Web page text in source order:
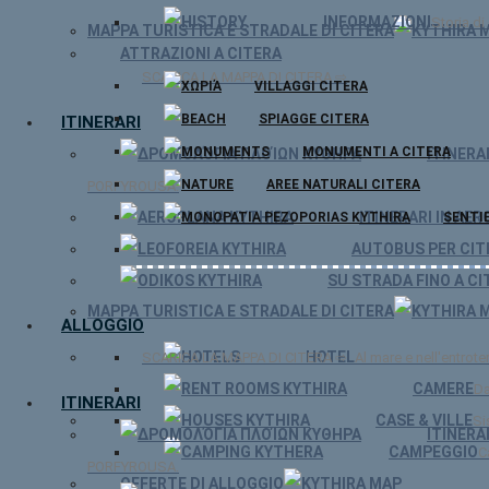
MAPPA TURISTICA E STRADALE DI CITERA
SCARICA LA MAPPA DI CITERA ⇨
ITINERARI
PORFYROUSA.
ITINERARI IN
AUTOBUS PER
SU STRADA FINO A
ALLOGGIO
HOTELAl mare e
CAMERE
CASE & VILLE
CAMPEGGIO
OFFERTE DI ALLOGGIO
INFORMAZIONI Storia di
ATTRAZIONI A CITERA
VILLAGGI CITERA
SPIAGGE CITERA
MONUMENTI A CITERA
AREE NATURALI CITERA
MAPPA TURISTICA E STRADALE DI CITERA
SCARICA LA MAPPA DI CITERA ⇨
ITINERARI
PORFYROUSA.